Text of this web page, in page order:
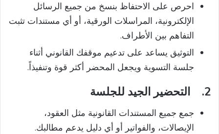
احرص على الاحتفاظ بنسخ من جميع الرسائل
الإلكترونية، المراسلات الورقية، أو أي مستندات تثبت
التفاهم بين الأطراف.
التوثيق يساعد على تدعيم موقفك القانوني أثناء
جلسة التسوية ويجعل المحضر أكثر قوة وتنفيذاً.
2. التحضير الجيد للجلسة
جمع جميع المستندات القانونية مثل العقود،
الإيصالات، والفواتير أو أي دليل يدعم مطالبك.